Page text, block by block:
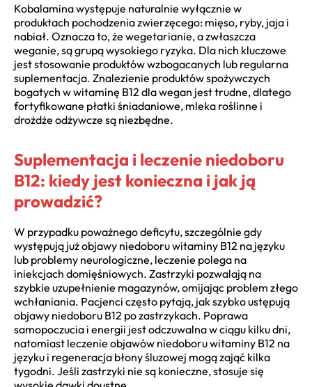
Kobalamina występuje naturalnie wyłącznie w
produktach pochodzenia zwierzęcego: mięso, ryby, jaja i
nabiał. Oznacza to, że wegetarianie, a zwłaszcza
weganie, są grupą wysokiego ryzyka. Dla nich kluczowe
jest stosowanie produktów wzbogacanych lub regularna
suplementacja. Znalezienie produktów spożywczych
bogatych w witaminę B12 dla wegan jest trudne, dlatego
fortyfikowane płatki śniadaniowe, mleka roślinne i
drożdże odżywcze są niezbędne.
Suplementacja i leczenie niedoboru
B12: kiedy jest konieczna i jak ją
prowadzić?
W przypadku poważnego deficytu, szczególnie gdy
występują już objawy niedoboru witaminy B12 na języku
lub problemy neurologiczne, leczenie polega na
iniekcjach domięśniowych. Zastrzyki pozwalają na
szybkie uzupełnienie magazynów, omijając problem złego
wchłaniania. Pacjenci często pytają, jak szybko ustępują
objawy niedoboru B12 po zastrzykach. Poprawa
samopoczucia i energii jest odczuwalna w ciągu kilku dni,
natomiast leczenie objawów niedoboru witaminy B12 na
języku i regeneracja błony śluzowej mogą zająć kilka
tygodni. Jeśli zastrzyki nie są konieczne, stosuje się